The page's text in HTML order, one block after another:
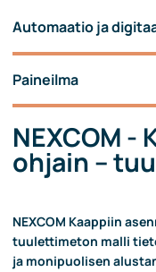
Automaatio ja
Paineilma
NEXCOM -
ohjain –
NEXCOM Kaappiin
tuulettimeton malli
ja monipuolisen